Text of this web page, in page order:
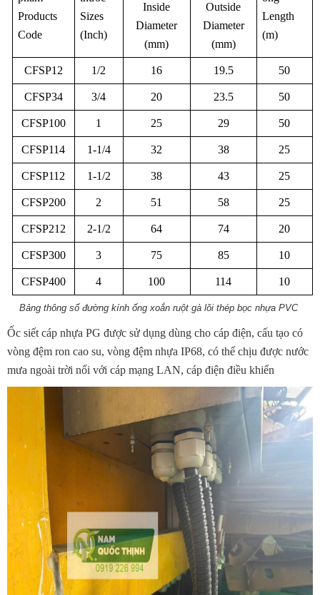
Products
Code
Sizes
(Inch)
Inside
Diameter
(mm)
Outside
Diameter
(mm)
Length
(m)
CFSP12 1/2 16 19.5 50
CFSP34 3/4 20 23.5 50
CFSP100 1 25 29 50
CFSP114 1-1/4 32 38 25
CFSP112 1-1/2 38 43 25
CFSP200 2 51 58 25
CFSP212 2-1/2 64 74 20
CFSP300 3 75 85 10
CFSP400 4 100 114 10
Bảng thông số đường kính ống xoắn ruột gà lõi thép bọc nhựa PVC
Ốc siết cáp nhựa PG được sử dụng dùng cho cáp điện, cấu tạo có
vòng đệm ron cao su, vòng đệm nhựa IP68, có thể chịu được nước
mưa ngoài trời nối với cáp mạng LAN, cáp điện điều khiển